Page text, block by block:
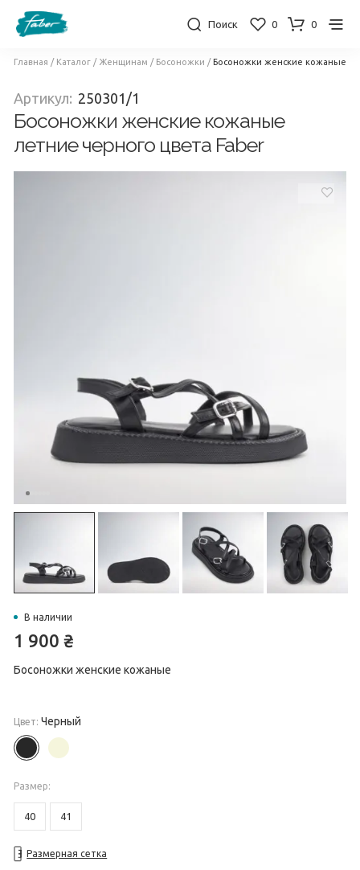
Поиск 0 0
Главная / Каталог / Женщинам / Босоножки /Босоножки женские кожаные
Артикул: 250301/1
Босоножки женские кожаные
летние черного цвета Faber
В наличии
1 900₴
Босоножки женские кожаные
Цвет: Черный
Размер:
40 41
Размерная сетка